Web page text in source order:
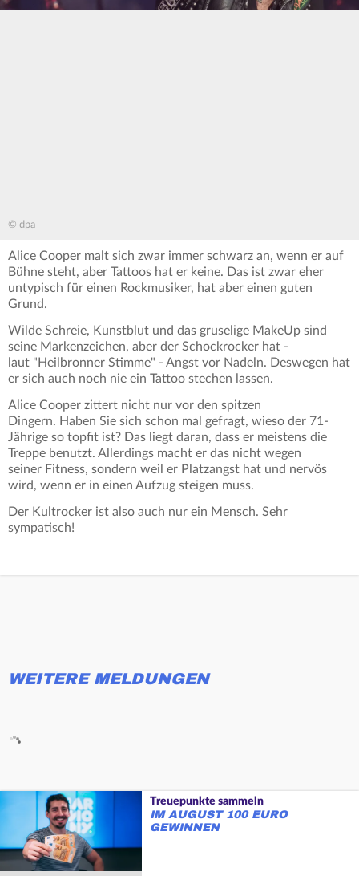
© dpa
Alice Cooper malt sich zwar immer schwarz an, wenn er auf
Bühne steht, aber Tattoos hat er keine. Das ist zwar eher
untypisch für einen Rockmusiker, hat aber einen guten
Grund.
Wilde Schreie, Kunstblut und das gruselige MakeUp sind
seine Markenzeichen, aber der Schockrocker hat -
laut "Heilbronner Stimme" - Angst vor Nadeln. Deswegen hat
er sich auch noch nie ein Tattoo stechen lassen.
Alice Cooper zittert nicht nur vor den spitzen
Dingern. Haben Sie sich schon mal gefragt, wieso der 71-
Jährige so topfit ist? Das liegt daran, dass er meistens die
Treppe benutzt. Allerdings macht er das nicht wegen
seiner Fitness, sondern weil er Platzangst hat und nervös
wird, wenn er in einen Aufzug steigen muss.
Der Kultrocker ist also auch nur ein Mensch. Sehr
sympatisch!
WEITERE MELDUNGEN
Treuepunkte sammeln
IM AUGUST 100 EURO
GEWINNEN